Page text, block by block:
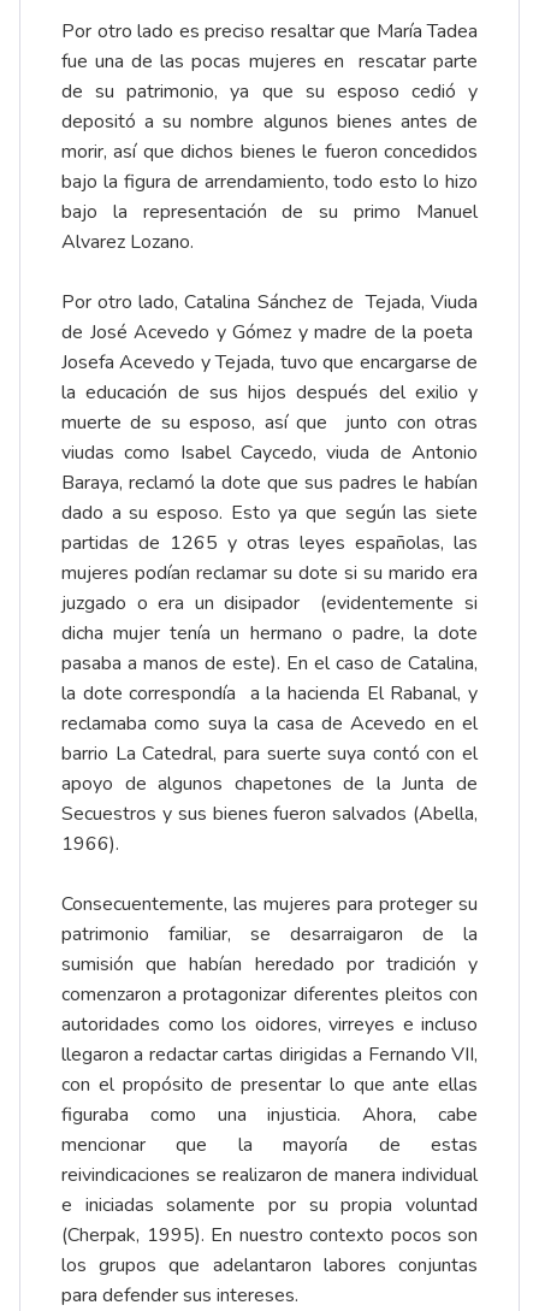
Por otro lado es preciso resaltar que María Tadea
fue una de las pocas mujeres en rescatar parte
de su patrimonio, ya que su esposo cedió y
depositó a su nombre algunos bienes antes de
morir, así que dichos bienes le fueron concedidos
bajo la figura de arrendamiento, todo esto lo hizo
bajo la representación de su primo Manuel
Alvarez Lozano.
Por otro lado, Catalina Sánchez de Tejada, Viuda
de José Acevedo y Gómez y madre de la poeta
Josefa Acevedo y Tejada, tuvo que encargarse de
la educación de sus hijos después del exilio y
muerte de su esposo, así que junto con otras
viudas como Isabel Caycedo, viuda de Antonio
Baraya, reclamó la dote que sus padres le habían
dado a su esposo. Esto ya que según las siete
partidas de 1265 y otras leyes españolas, las
mujeres podían reclamar su dote si su marido era
juzgado o era un disipador (evidentemente si
dicha mujer tenía un hermano o padre, la dote
pasaba a manos de este). En el caso de Catalina,
la dote correspondía a la hacienda El Rabanal, y
reclamaba como suya la casa de Acevedo en el
barrio La Catedral, para suerte suya contó con el
apoyo de algunos chapetones de la Junta de
Secuestros y sus bienes fueron salvados (Abella,
1966).
Consecuentemente, las mujeres para proteger su
patrimonio familiar, se desarraigaron de la
sumisión que habían heredado por tradición y
comenzaron a protagonizar diferentes pleitos con
autoridades como los oidores, virreyes e incluso
llegaron a redactar cartas dirigidas a Fernando VII,
con el propósito de presentar lo que ante ellas
figuraba como una injusticia. Ahora, cabe
mencionar que la mayoría de estas
reivindicaciones se realizaron de manera individual
e iniciadas solamente por su propia voluntad
(Cherpak, 1995). En nuestro contexto pocos son
los grupos que adelantaron labores conjuntas
para defender sus intereses.